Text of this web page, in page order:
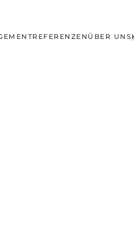
REFERENZEN ÜBER UNS